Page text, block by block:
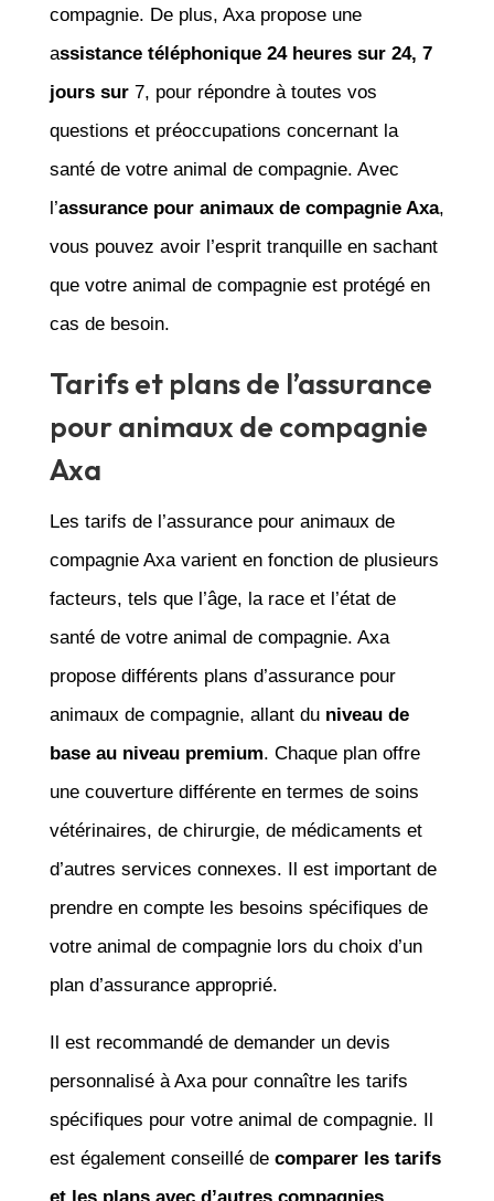
compagnie. De plus, Axa propose une
assistance téléphonique 24 heures sur 24, 7
jours sur 7, pour répondre à toutes vos
questions et préoccupations concernant la
santé de votre animal de compagnie. Avec
l’assurance pour animaux de compagnie Axa,
vous pouvez avoir l’esprit tranquille en sachant
que votre animal de compagnie est protégé en
cas de besoin.
Tarifs et plans de l’assurance
pour animaux de compagnie
Axa
Les tarifs de l’assurance pour animaux de
compagnie Axa varient en fonction de plusieurs
facteurs, tels que l’âge, la race et l’état de
santé de votre animal de compagnie. Axa
propose différents plans d’assurance pour
animaux de compagnie, allant du niveau de
base au niveau premium. Chaque plan offre
une couverture différente en termes de soins
vétérinaires, de chirurgie, de médicaments et
d’autres services connexes. Il est important de
prendre en compte les besoins spécifiques de
votre animal de compagnie lors du choix d’un
plan d’assurance approprié.
Il est recommandé de demander un devis
personnalisé à Axa pour connaître les tarifs
spécifiques pour votre animal de compagnie. Il
est également conseillé de comparer les tarifs